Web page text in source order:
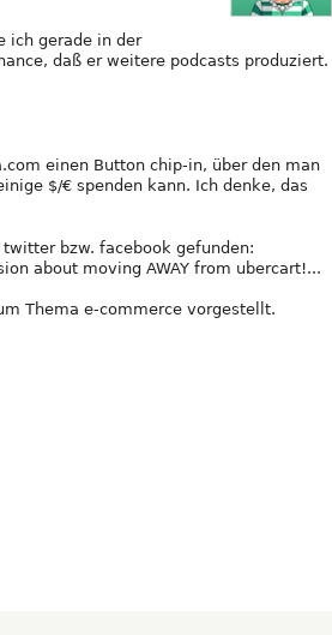
ich gerade in der
daß er weitere podcasts produziert.
einen Button chip-in, über den man
$/€ spenden kann. Ich denke, das
bzw. facebook gefunden:
about moving AWAY from ubercart!...
Thema e-commerce vorgestellt.